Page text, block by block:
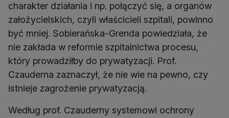
charakter działania i np. połączyć się, a organów
założycielskich, czyli właścicieli szpitali, powinno
być mniej. Sobierańska-Grenda powiedziała, że
nie zakłada w reformie szpitalnictwa procesu,
który prowadziłby do prywatyzacji. Prof.
Czauderna zaznaczył, że nie wie na pewno, czy
istnieje zagrożenie prywatyzacją.
Według prof. Czauderny systemowi ochrony